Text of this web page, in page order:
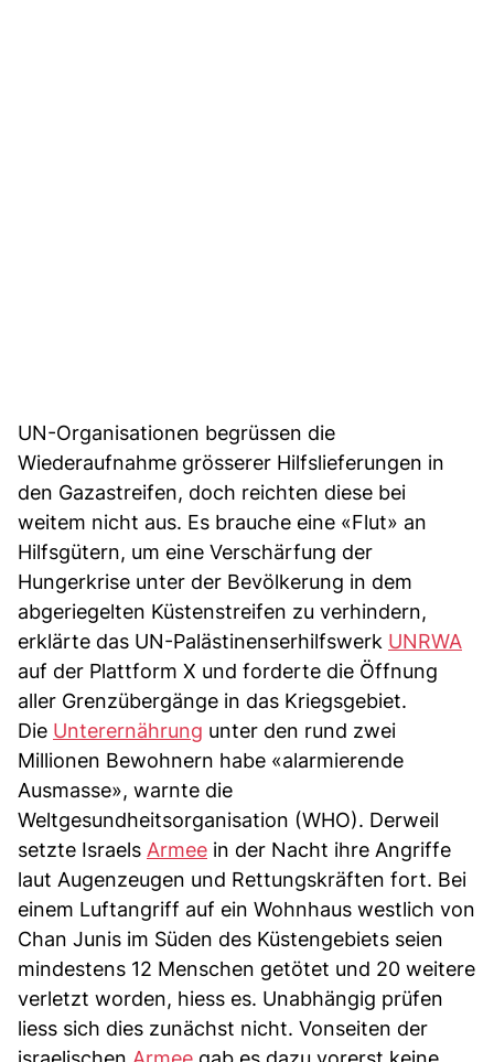
UN-Organisationen begrüssen die
Wiederaufnahme grösserer Hilfslieferungen in
den Gazastreifen, doch reichten diese bei
weitem nicht aus. Es brauche eine «Flut» an
Hilfsgütern, um eine Verschärfung der
Hungerkrise unter der Bevölkerung in dem
abgeriegelten Küstenstreifen zu verhindern,
erklärte das UN-Palästinenserhilfswerk UNRWA
auf der Plattform X und forderte die Öffnung
aller Grenzübergänge in das Kriegsgebiet.
Die Unterernährung unter den rund zwei
Millionen Bewohnern habe «alarmierende
Ausmasse», warnte die
Weltgesundheitsorganisation (WHO). Derweil
setzte Israels Armee in der Nacht ihre Angriffe
laut Augenzeugen und Rettungskräften fort. Bei
einem Luftangriff auf ein Wohnhaus westlich von
Chan Junis im Süden des Küstengebiets seien
mindestens 12 Menschen getötet und 20 weitere
verletzt worden, hiess es. Unabhängig prüfen
liess sich dies zunächst nicht. Vonseiten der